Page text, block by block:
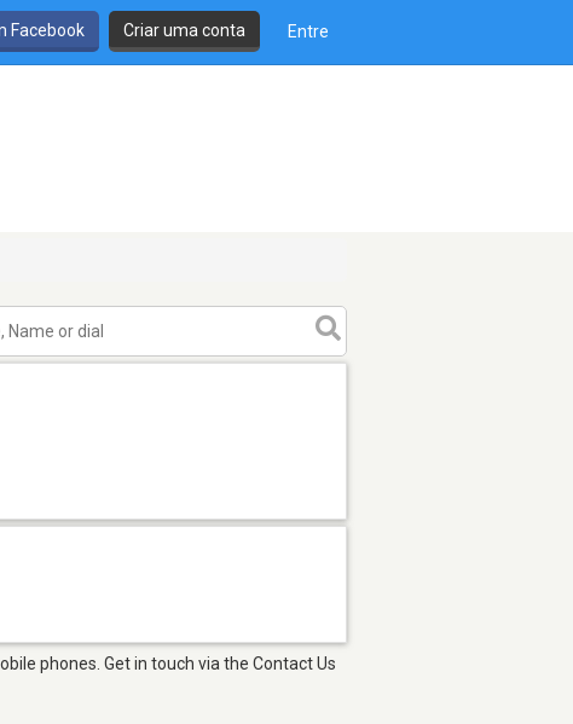
Facebook Criar uma conta Entre
phones. Get in touch via the Contact Us